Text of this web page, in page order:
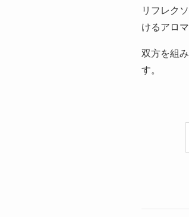
リフレク
けるアロ
双方を組
す。